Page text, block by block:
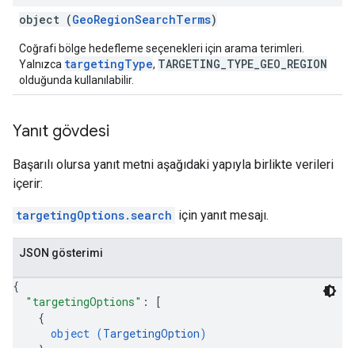
object (GeoRegionSearchTerms)
Coğrafi bölge hedefleme seçenekleri için arama terimleri.
Yalnızca targetingType, TARGETING_TYPE_GEO_REGION
olduğunda kullanılabilir.
Yanıt gövdesi
Başarılı olursa yanıt metni aşağıdaki yapıyla birlikte verileri
içerir:
targetingOptions.search için yanıt mesajı.
JSON gösterimi
{
"targetingOptions" :
[
{
object (TargetingOption)